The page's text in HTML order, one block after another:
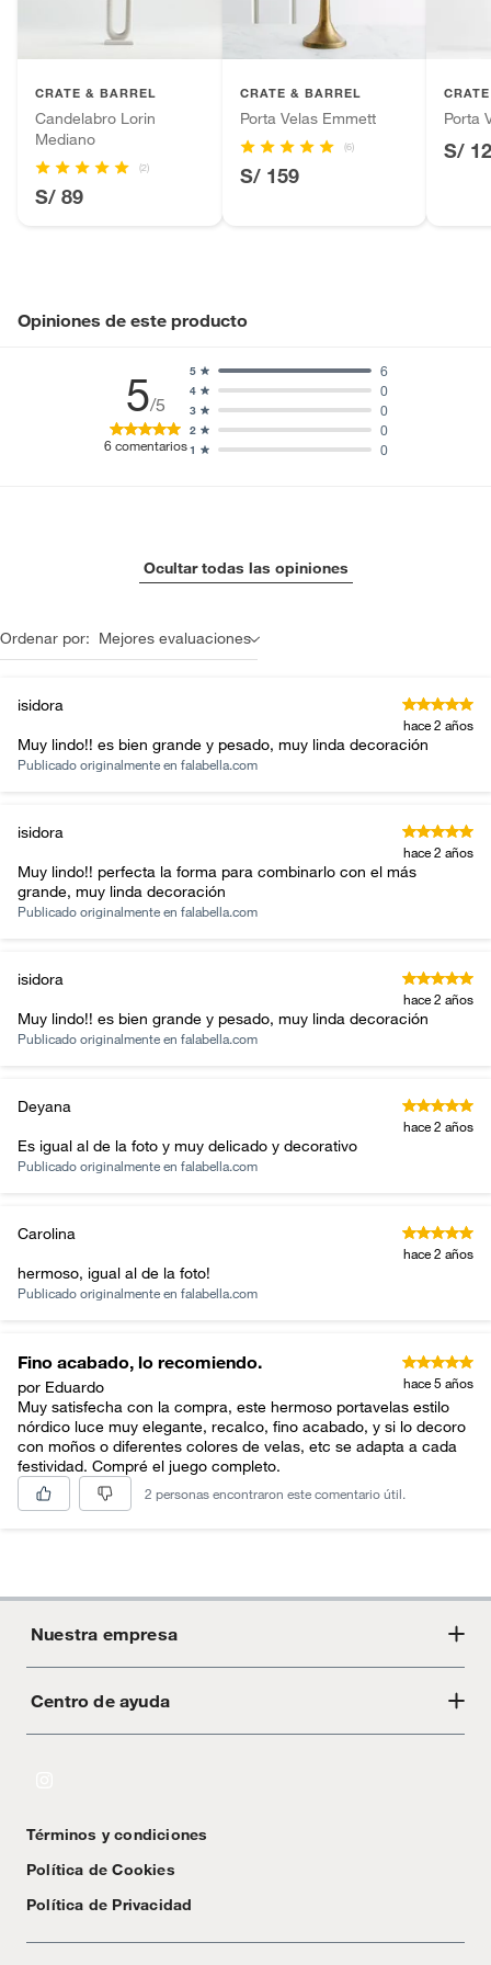
Pinturas de color a pedido.
Plantas.
Productos que hayan sido previamente instalados.
Baterías de auto.
Motocicletas y bicicletas motorizadas.
Licores y cigarros electrónicos.
CRATE & BARREL
Candelabro Lorin
Mediano
(2)
S/ 89
CRATE & BARREL
Porta Velas Emmett
(6)
S/ 159
Porta
S/
Opiniones de este producto
5/5
6 comentarios1 0
2 0
3 0
4 0
5 6
Ocultar todas las opiniones
Ordenar por: Mejores evaluaciones
isidora
hace 2 años
Muy lindo!! es bien grande y pesado, muy linda decoración
Publicado originalmente en falabella.com
isidora
hace 2 años
Muy lindo!! perfecta la forma para combinarlo con el más
grande, muy linda decoración
Publicado originalmente en falabella.com
isidora
hace 2 años
Muy lindo!! es bien grande y pesado, muy linda decoración
Publicado originalmente en falabella.com
Deyana
hace 2 años
Es igual al de la foto y muy delicado y decorativo
Publicado originalmente en falabella.com
Carolina
hace 2 años
hermoso, igual al de la foto!
Publicado originalmente en falabella.com
Fino acabado, lo recomiendo.
por Eduardo hace 5 años
Muy satisfecha con la compra, este hermoso portavelas estilo
nórdico luce muy elegante, recalco, fino acabado, y si lo decoro
con moños o diferentes colores de velas, etc se adapta a cada
festividad. Compré el juego completo.
2 personas encontraron este comentario útil.
Nuestra empresa
Acerca de Crate
Centro de ayuda
Textos Legales
Términos y condiciones
Política de Cookies
Política de Privacidad